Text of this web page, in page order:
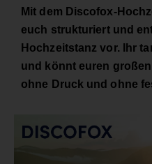
Mit dem Discofox-
euch strukturiert und
Hochzeitstanz vor. Ihr
und könnt euren
ohne Druck und ohne